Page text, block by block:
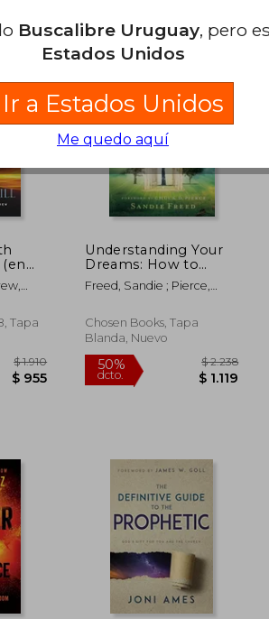
$ 1.355
50%
dcto.
Tapa
Understanding Your
Dreams: How to
Unlock the Meaning
of God's Messages
Freed, Sandie ; Pierce,
Chosen Books, Tapa
Blanda, Nuevo
Buscalibre Uruguay, pero
Estados Unidos
Ir a Estados Unidos
Me quedo aquí